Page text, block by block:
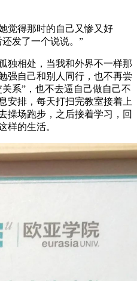
得那时的自己又惨又好
发了一个说说。”
相处，当我和外界不一样那
强自己和别人同行，也不再尝
系”，也不去逼自己做自己不
安排，每天打扫完教室接着上
操场跑步，之后接着学习，回
样的生活。